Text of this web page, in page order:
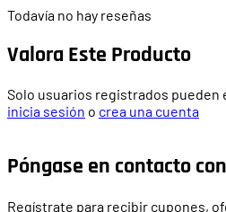
Todavía no hay reseñas
Valora Este Producto
Solo usuarios registrados pueden
inicia sesión o crea una cuenta
Póngase en contacto
Regístrate para recibir cupones,